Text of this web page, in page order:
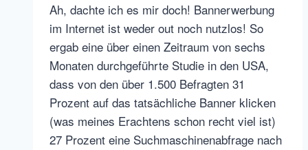
Hacks
für
das
„neue
normale“
HR
Leben
Ah, dachte ich es mir doch! Bannerwerbung
im Internet ist weder out noch nutzlos! So
ergab eine über einen Zeitraum von sechs
Monaten durchgeführte Studie in den USA,
dass von den über 1.500 Befragten 31
Prozent auf das tatsächliche Banner klicken
(was meines Erachtens schon recht viel ist)
27 Prozent eine Suchmaschinenabfrage nach